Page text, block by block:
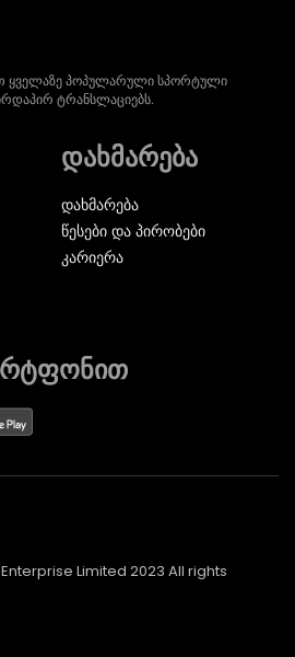
ყველაზე პოპულარული სპორტული
ტრანსლაციებს.
დახმარება
დახმარება
წესები და პირობები
კარიერა
Limited 2023 All rights